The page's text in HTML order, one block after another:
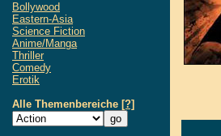
Bollywood
Eastern-Asia
Science Fiction
Anime/Manga
Thriller
Comedy
Erotik
Alle Themenbereiche [?]